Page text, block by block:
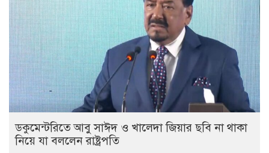
ডকুমেন্টরিতে আবু সাঈদ ও খালেদা জিয়ার ছবি না থাকা
নিয়ে যা বললেন রাষ্ট্রপতি